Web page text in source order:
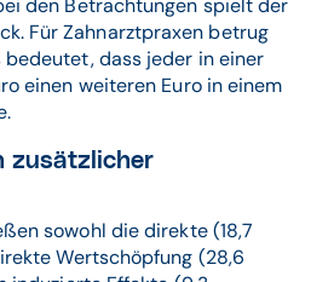
den Betrachtungen spielt der
Für Zahnarztpraxen betrug
bedeutet, dass jeder in einer
einen weiteren Euro in einem
zusätzlicher
sowohl die direkte (18,7
Wertschöpfung (28,6